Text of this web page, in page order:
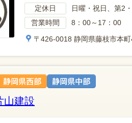
定休日
日曜・祝日、第2
営業時間
8：00～17：00
〒426-0018 静岡県藤枝市本
山建設